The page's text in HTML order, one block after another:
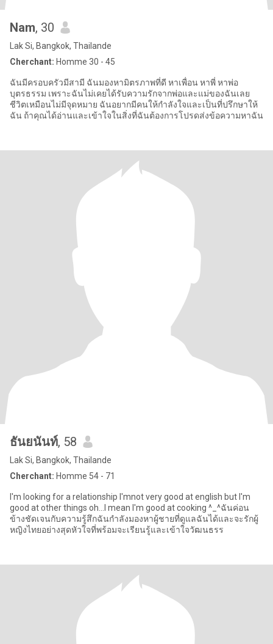
Nam, 30
Lak Si, Bangkok, Thailande
Cherchant: Homme 30 - 45
ฉันมีครอบครัวมีสามี ฉันมองหามิตรภาพที่ดี หาเพื่อน หาพี่ หาพ่อ
บุตรธรรม เพราะฉันไม่เคยได้รับความรักจากพ่อและแม่ของฉันเลย
ชีวิตเหมือนไม่มีจุดหมาย ฉันอยากมีคนให้กำลังใจและเป็นที่ปรึกษาให้
ฉัน ถ้าคุณได้อ่านและเข้าใจในสิ่งที่ฉันต้องการโปรดส่งข้อความหาฉัน
ธันยนันท์, 58
Lak Si, Bangkok, Thailande
Cherchant: Homme 54 - 71
I'm looking for a relationship I'mnot very good at english but I'm
good at other things oh...I mean I'm good at cooking ^_^ฉันค่อน
ข้างชัดเจนกับความรู้สึกฉันกำลังมองหาผู้ชายที่ดูแลฉันได้และจะรักผู้
หญิงไทยอย่างสุดหัวใจที่พร้อมจะเรียนรู้และเข้าใจวัฒนธรร